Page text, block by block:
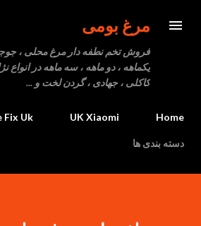
مرغ بومی
فروش تخم نطفه دار مرغ محلی ،
یکماهه ، دو ماهه ، سه ماهه در انواع
کاکلی ، جهادی ، گردن لخت و ...
Home
UK Xiaomi
Fix Uk
دسته بندی ها